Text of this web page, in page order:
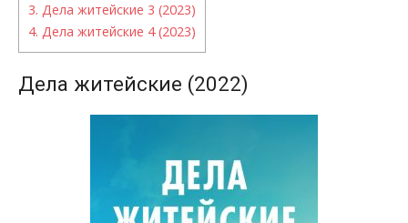
3. Дела житейские 3 (2023)
4. Дела житейские 4 (2023)
Дела житейские (2022)